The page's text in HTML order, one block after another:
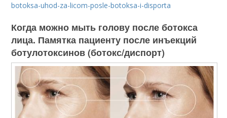
botoksa-uhod-za-licom-posle-botoksa-i-disporta
Когда можно мыть голову после ботокса
лица. Памятка пациенту после инъекций
ботулотоксинов (ботокс/диспорт)